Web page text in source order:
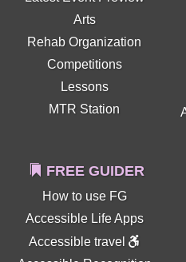
Arts
Rehab Organization
Competitions
Lessons
MTR Station
FREE GUIDER
How to use FG
Accessible Life Apps
Accessible travel